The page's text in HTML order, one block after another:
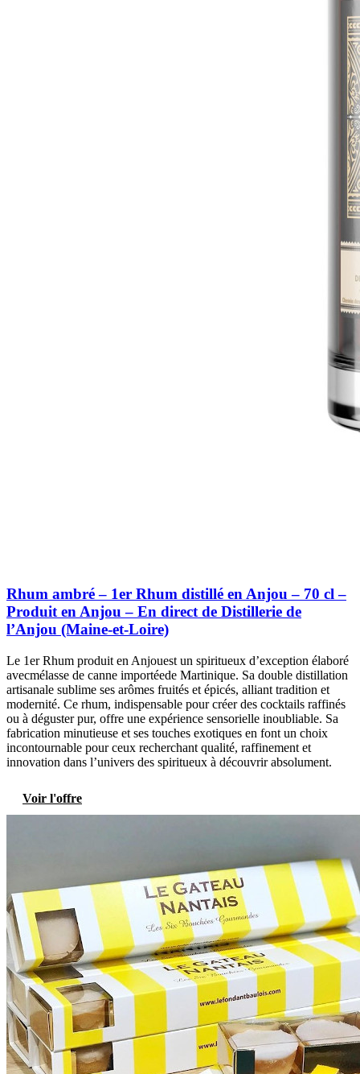
Rhum ambré – 1er Rhum distillé en Anjou – 70 cl –
Produit en Anjou – En direct de Distillerie de
l’Anjou (Maine-et-Loire)
Le 1er Rhum produit en Anjouest un spiritueux d’exception élaboré
avecmélasse de canne importéede Martinique. Sa double distillation
artisanale sublime ses arômes fruités et épicés, alliant tradition et
modernité. Ce rhum, indispensable pour créer des cocktails raffinés
ou à déguster pur, offre une expérience sensorielle inoubliable. Sa
fabrication minutieuse et ses touches exotiques en font un choix
incontournable pour ceux recherchant qualité, raffinement et
innovation dans l’univers des spiritueux à découvrir absolument.
Voir l'offre